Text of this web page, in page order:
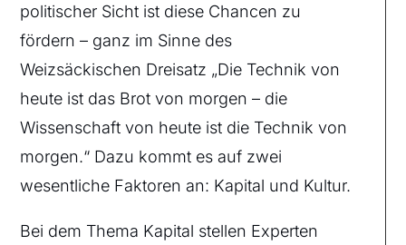
politischer Sicht ist diese Chancen zu
fördern – ganz im Sinne des
Weizsäckischen Dreisatz „Die Technik von
heute ist das Brot von morgen – die
Wissenschaft von heute ist die Technik von
morgen.“ Dazu kommt es auf zwei
wesentliche Faktoren an: Kapital und Kultur.
Bei dem Thema Kapital stellen Experten